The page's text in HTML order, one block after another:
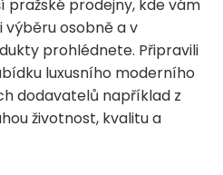
pražské prodejny, kde vám
osobně a v
prohlédnete. Připravili
luxusního moderního
dodavatelů například z
životnost, kvalitu a